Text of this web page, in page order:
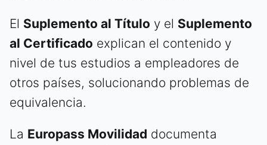
El Suplemento al Título y el Suplemento
al Certificado explican el contenido y
nivel de tus estudios a empleadores de
otros países, solucionando problemas de
equivalencia.
La Europass Movilidad documenta